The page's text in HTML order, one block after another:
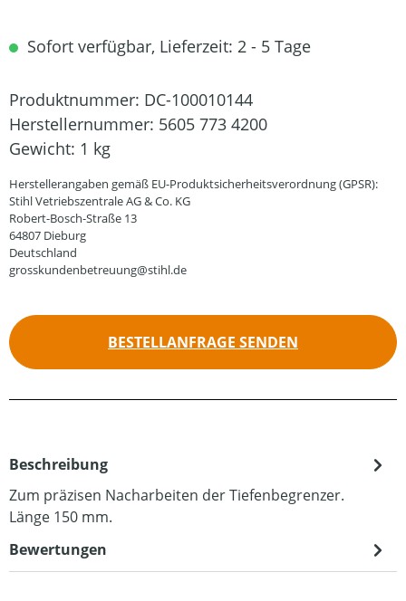
Sofort verfügbar, Lieferzeit: 2 - 5 Tage
Produktnummer: DC-100010144
Herstellernummer: 5605 773 4200
Gewicht: 1 kg
Herstellerangaben gemäß EU-Produktsicherheitsverordnung (GPSR):
Stihl Vetriebszentrale AG & Co. KG
Robert-Bosch-Straße 13
64807 Dieburg
Deutschland
grosskundenbetreuung@stihl.de
BESTELLANFRAGE SENDEN
Beschreibung
Zum präzisen Nacharbeiten der Tiefenbegrenzer.
Länge 150 mm.
Bewertungen